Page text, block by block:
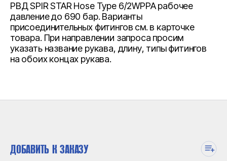
РВД SPIR STAR Hose Type 6/2WPPA рабочее
давление до 690 бар. Варианты
присоединительных фитингов см. в карточке
товара. При направлении запроса просим
указать название рукава, длину, типы фитингов
на обоих концах рукава.
ДОБАВИТЬ К ЗАКАЗУ